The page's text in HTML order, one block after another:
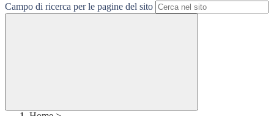
Campo di ricerca per le pagine del sito